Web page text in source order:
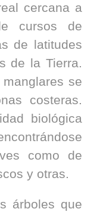
cercana a
cursos de
de latitudes
de la Tierra.
se
costeras.
biológica
como de
y otras.
árboles que